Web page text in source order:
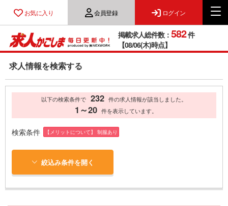
お気に入り 会員登録 ログイン
掲載求人総件数： 582件
【08/06(木)時点】
求人情報を検索する
以下の検索条件で 232 件の求人情報が該当しました。
1～20 件を表示しています。
検索条件 【メリットについて】 制服あり
絞込み条件を開く